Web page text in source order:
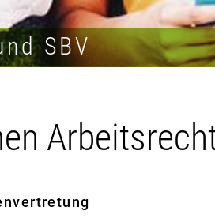
SBV